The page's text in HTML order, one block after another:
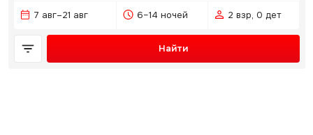
7 авг–21 авг 6–14 ночей 2 взр, 0 дет
Найти